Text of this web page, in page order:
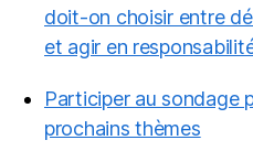
doit-on choisir entre
et agir en
Participer au sondage
prochains thèmes